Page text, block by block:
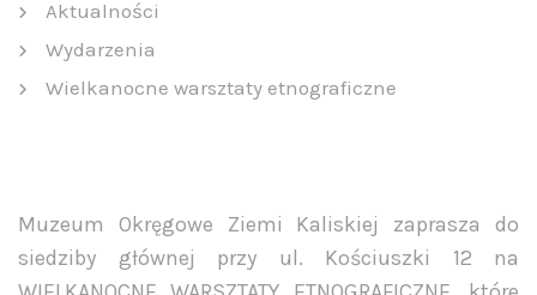
Aktualności
Wydarzenia
Wielkanocne warsztaty etnograficzne
Muzeum Okręgowe Ziemi Kaliskiej zaprasza do
siedziby głównej przy ul. Kościuszki 12 na